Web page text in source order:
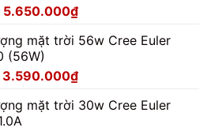
A
Z
Giá
là:
7.062.500₫.
5.650.000₫Giá
tại
5.650.000₫.
mặt trời 56w Cree Euler
(56W)
Giá
là:
4.487.500₫.
3.590.000₫Giá
tại
mặt trời 30w Cree Euler